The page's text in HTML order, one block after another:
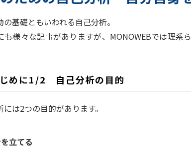
の基礎ともいわれる自己分析。
も様々な記事がありますが、MONOWEBでは理
めに1/2 自己分析の目的
は2つの目的があります。
立てる